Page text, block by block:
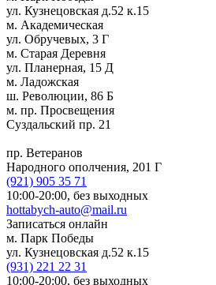
ул. Кузнецовская д.52 к.15
м. Академическая
ул. Обручевых, 3 Г
м. Старая Деревня
ул. Планерная, 15 Д
м. Ладожская
ш. Революции, 86 Б
м. пр. Просвещения
Суздальский пр. 21
пр. Ветеранов
Народного ополчения, 201 Г
(921) 905 35 71
10:00-20:00, без выходных
hottabych-auto@mail.ru
Записаться онлайн
м. Парк Победы
ул. Кузнецовская д.52 к.15
(931) 221 22 31
10:00-20:00, без выходных